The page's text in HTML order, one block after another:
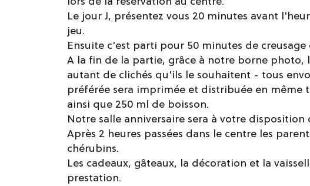
Le jour J, présentez vous 20 minutes avant
jeu.
Ensuite c'est parti pour 50 minutes de creusage
A la fin de la partie, grâce à notre borne
autant de clichés qu'ils le souhaitent - tous
préférée sera imprimée et distribuée en
ainsi que 250 ml de boisson.
Notre salle anniversaire sera à votre
Après 2 heures passées dans le centre les
chérubins.
Les cadeaux, gâteaux, la décoration et la
prestation.